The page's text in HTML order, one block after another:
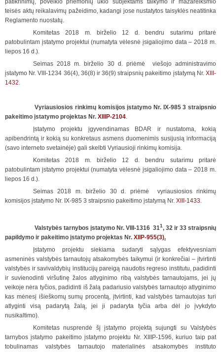
teisės aktų reikalavimų pažeidimo, kadangi jose nustatytos taisyklės neatitinka
Reglamento nuostatų.
Komitetas 2018 m. birželio 12 d. bendru sutarimu pritarė
patobulintam įstatymo projektui (numatyta vėlesnė įsigaliojimo data – 2018 m.
liepos 16 d.).
Seimas 2018 m. birželio 30 d. priėmė viešojo administravimo
įstatymo Nr. VIII-1234 36(4), 36(8) ir 36(9) straipsnių pakeitimo įstatymą Nr. XIII-
1432
Vyriausiosios rinkimų komisijos įstatymo Nr. IX-985 3 straipsnio
pakeitimo įstatymo projektas Nr. XIIIP-2104
Įstatymo projektu įgyvendinamas BDAR ir nustatoma, kokią
apibendrintą ir kokią su konkretaus asmens duomenimis susijusią informaciją
(savo interneto svetainėje) gali skelbti Vyriausioji rinkimų komisija.
Komitetas 2018 m. birželio 12 d. bendru sutarimu pritarė
patobulintam įstatymo projektui (numatyta vėlesnė įsigaliojimo data – 2018 m.
liepos 16 d.).
Seimas 2018 m. birželio 30 d. priėmė vyriausiosios rinkimų
komisijos įstatymo Nr. IX-985 3 straipsnio pakeitimo įstatymą Nr. XIII-1433.
Valstybės tarnybos įstatymo Nr. VIII-1316 311, 32 ir 33 straipsnių
papildymo ir pakeitimo įstatymo projektas Nr. XIIP-955(3).
Įstatymo projektu siekiama sudaryti sąlygas efektyvesniam
asmeninės valstybės tarnautojų atsakomybės taikymui (ir konkrečiai – įtvirtinti
valstybės ir savivaldybių institucijų pareigą naudotis regreso institutu, padidinti
ir suvienodinti viršutinę žalos atlyginimo ribą valstybės tarnautojams, jei jų
veikoje nėra tyčios, padidinti iš žalą padariusio valstybės tarnautojo atlyginimo
kas mėnesį išieškomų sumų procentą, įtvirtinti, kad valstybės tarnautojas turi
atlyginti visą padarytą žalą, jei ji padaryta tyčia arba dėl jo įvykdyto
nusikaltimo).
Komitetas nusprendė šį įstatymo projektą sujungti su Valstybės
tarnybos įstatymo pakeitimo įstatymo projektu Nr. XIIIP-1596, kuriuo taip pat
tobulinamas valstybės tarnautojo materialinės atsakomybės instituto